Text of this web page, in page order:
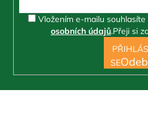
Vložením e-mailu souhlasíte
osobních údajů.Přeji si
SE